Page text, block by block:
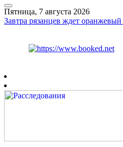
Пятница, 7 августа 2026
Завтра рязанцев ждет